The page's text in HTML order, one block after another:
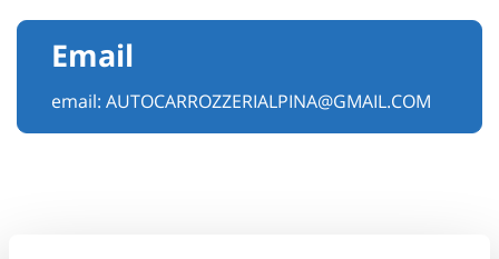
Email
email: AUTOCARROZZERIALPINA@GMAIL.COM